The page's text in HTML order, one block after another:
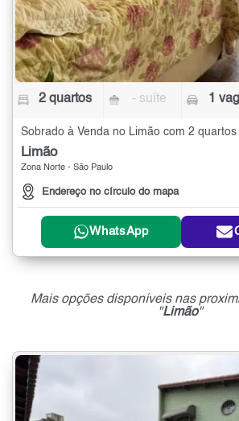
2 quartos - suíte 1
Sobrado à Venda no Limão com 2 quartos
Limão
Zona Norte - São Paulo
Endereço no círculo do mapa
WhatsApp
Mais opções disponíveis nas
"Limão"